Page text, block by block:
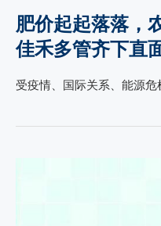
肥价起起落落，
佳禾多管齐下直
受疫情、国际关系、能源